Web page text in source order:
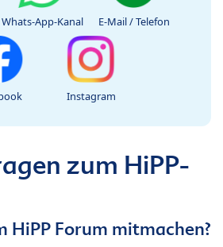
Whats-App-Kanal E-Mail / Telefon
Instagram
zum HiPP-
HiPP Forum mitmachen?